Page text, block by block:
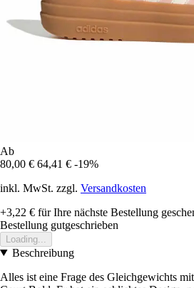
Ab
80,00 € 64,41 € -19%
inkl. MwSt. zzgl. Versandkosten
+3,22 € für Ihre nächste Bestellung
Bestellung gutgeschrieben
Loading...
Beschreibung
Alles ist eine Frage des Gleichgewichts